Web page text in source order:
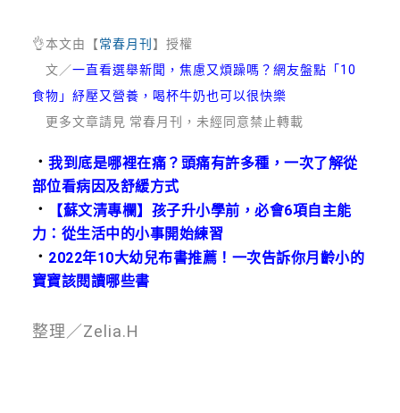
👌本文由【常春月刊 】授權
文／一直看選舉新聞，焦慮又煩躁嗎？網友盤點「10
食物」紓壓又營養，喝杯牛奶也可以很快樂
更多文章請見 常春月刊，未經同意禁止轉載
．我到底是哪裡在痛？頭痛有許多種，一次了解從
部位看病因及舒緩方式
．
【蘇文清專欄】孩子升小學前，必會6項自主能
力：從生活中的小事開始練習
． 2022年10大幼兒布書推薦！一次告訴你月齡小的
寶寶該閱讀哪些書
整理／Zelia.H